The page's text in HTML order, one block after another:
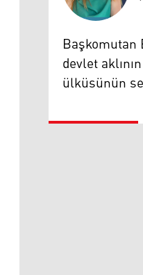
Muazzez Baktaş
devlet
ülküsünün